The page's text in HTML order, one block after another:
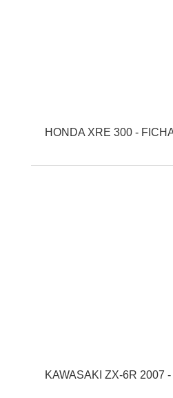
HONDA XRE 300 -
KAWASAKI ZX-6R 2007